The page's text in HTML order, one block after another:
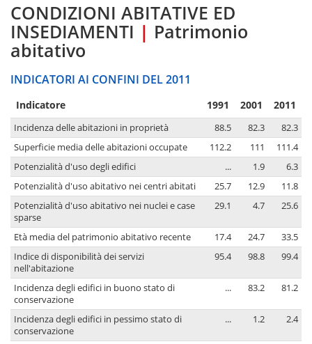
CONDIZIONI ABITATIVE ED
INSEDIAMENTI | Patrimonio
abitativo
INDICATORI AI CONFINI DEL 2011
Indicatore 1991 2001 2011
Incidenza delle abitazioni in proprietà 88.5 82.3
82.3
Superficie media delle abitazioni occupate
112.2 111
111.4
Potenzialità d'uso degli edifici
... 1.9
6.3
Potenzialità d'uso abitativo nei centri abitati
25.7 12.9
11.8
Potenzialità d'uso abitativo nei nuclei e case
sparse
29.1 4.7 25.6
Età media del patrimonio abitativo recente 17.4 24.7
33.5
Indice di disponibilità dei servizi
nell'abitazione
95.4 98.8 99.4
Incidenza degli edifici in buono stato di
conservazione
... 83.2 81.2
Incidenza degli edifici in pessimo stato di
conservazione
... 1.2 2.4